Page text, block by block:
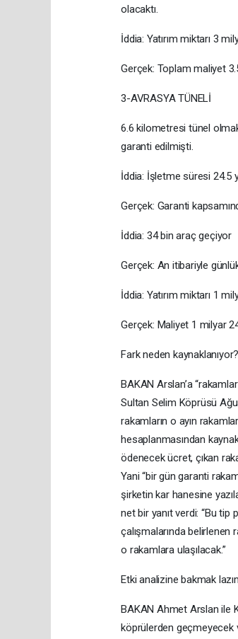
olacaktı.
İddia: Yatırım miktarı 3
Gerçek: Toplam maliyet
3-AVRASYA TÜNELİ
6.6 kilometresi tünel
garanti edilmişti.
İddia: İşletme süresi 24.5
Gerçek: Garanti
İddia: 34 bin araç geçiyor
Gerçek: An itibariyle
İddia: Yatırım miktarı 1
Gerçek: Maliyet 1 milyar
Fark neden kaynaklanıyor?
BAKAN Arslan’a
Sultan Selim Köprüsü
rakamların o ayın
hesaplanmasından
ödenecek ücret, çıkan
Yani “bir gün garanti
şirketin kar hanesine
net bir yanıt verdi: “Bu tip
çalışmalarında belirlenen
o rakamlara ulaşılacak.”
Etki analizine bakmak
BAKAN Ahmet Arslan ile
köprülerden geçmeyecek